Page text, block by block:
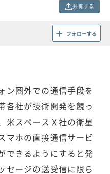
共有する
フォローする
ン圏外での通信手段を
各社が技術開発を競っ
米スペースＸ社の衛星
マホの直接通信サービ
できるようにすると発
セージの送受信に限ら